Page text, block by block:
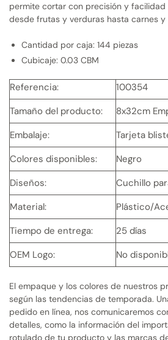
permite cortar con precisión y
desde frutas y verduras hasta carnes y
Cantidad por caja: 144 piezas
Cubicaje: 0.03 CBM
Referencia:
100354
Tamaño del producto:
8x32cm
Embalaje:
Tarjeta
Colores disponibles:
Negro
Diseños:
Cuchillo
Material:
Plástico/
Tiempo de entrega:
25 días
OEM Logo:
No
El empaque y los colores de nuestros
según las tendencias de temporada.
pedido en línea, nos comunicaremos
detalles, como la información del
rotulado de tu producto y las marcas